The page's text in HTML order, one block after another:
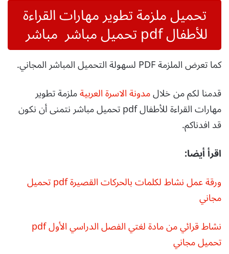
تحميل ملزمة تطوير مهارات القراءة
للأطفال pdf تحميل مباشر مباشر
كما تعرض الملزمة PDF لسهولة التحميل المباشر المجاني.
قدمنا لكم من خلالمدونة الاسرة العربيةملزمة تطوير
مهارات القراءة للأطفال pdf تحميل مباشر نتمنى أن نكون
قد افدناكم.
اقرأ أيضا:
ورقة عمل نشاط لكلمات بالحركات القصيرة pdf تحميل
مجاني
نشاط قرائي من مادة لغتي الفصل الدراسي الأول pdf
تحميل مجاني